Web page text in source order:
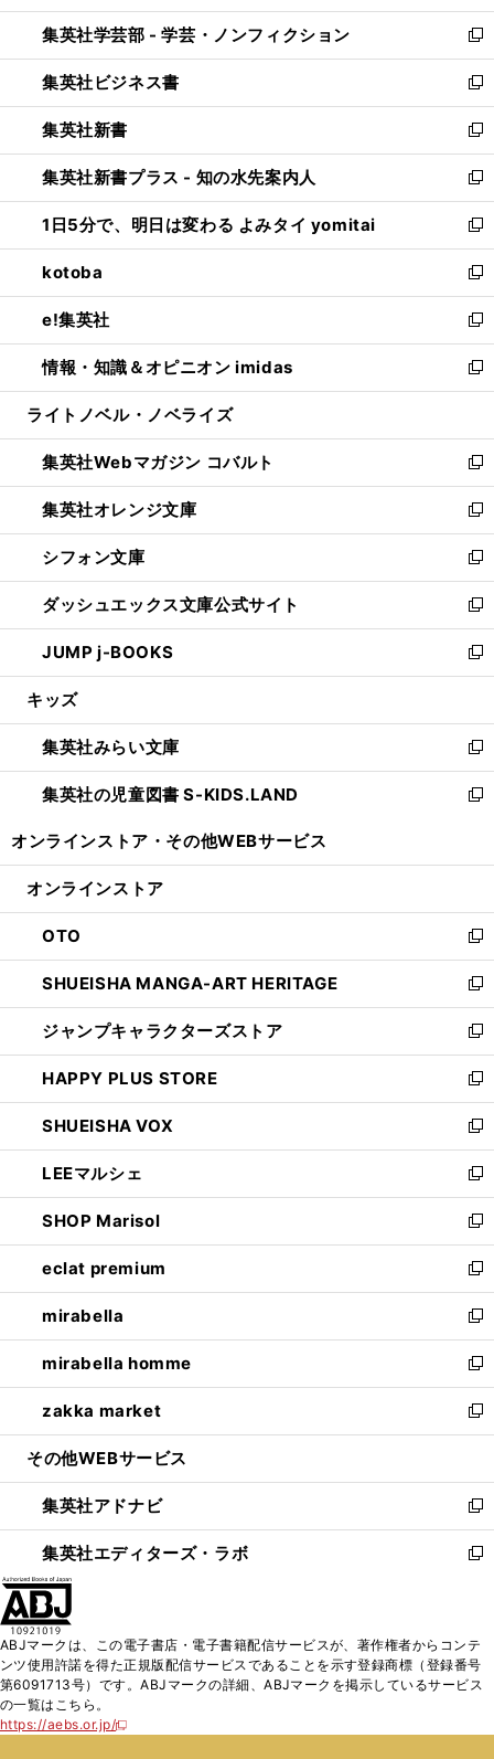
開
く
ウ
で
開
く
ン
ド
ウ
で
開
く
ウ
ィ
ン
ド
ウ
で
開
く
集英社学芸部 - 学芸・ノンフィクション
新
し
い
ウ
ィ
ン
ド
ウ
で
開
く
集英社ビジネス書
新
し
い
ウ
ィ
ン
ド
ウ
で
開
く
集英社新書
新
し
い
ウ
ィ
ン
ド
ウ
で
開
く
集英社新書プラス - 知の水先案内人
新
し
い
ウ
ィ
ン
ド
ウ
で
開
1日5分で、明日は変わる よみタイ yomitai
新
し
い
ウ
ィ
ン
ド
ウ
開
く
kotoba
新
し
い
ウ
ィ
ン
ウ
で
開
く
e!集英社
新
し
い
ウ
ン
ド
ウ
で
開
く
情報・知識＆オピニオン imidas
新
し
ウ
ィ
ン
ド
ウ
で
開
く
ライトノベル・ノベライズ
集英社Webマガジン コバルト
新
し
い
ウ
ィ
ン
ド
ウ
で
開
集英社オレンジ文庫
新
し
い
ウ
ィ
ン
ド
ウ
開
く
シフォン文庫
新
し
い
ウ
ィ
ン
ウ
で
開
く
ダッシュエックス文庫公式サイト
新
し
い
ウ
ン
ド
ウ
で
JUMP j-BOOKS
新
し
ウ
ィ
ン
ド
開
キッズ
集英社みらい文庫
新
し
い
ン
ウ
で
開
く
集英社の児童図書 S-KIDS.LAND
新
ウ
ン
ド
ウ
で
開
く
オンラインストア・ その他WEBサービス
オンラインストア
OTO
新
し
い
ウ
ィ
ン
ド
ウ
で
開
く
SHUEISHA MANGA-ART HERITAGE
新
し
い
ウ
ィ
ン
ド
ウ
で
開
く
ジャンプキャラクターズストア
新
し
い
ウ
ィ
ン
ド
ウ
で
開
く
HAPPY PLUS STORE
新
し
い
ウ
ィ
ン
ド
ウ
で
開
く
SHUEISHA VOX
新
し
い
ウ
ィ
ン
ド
ウ
で
開
く
LEEマルシェ
新
し
い
ウ
ィ
ン
ド
ウ
で
開
く
SHOP Marisol
新
し
い
ウ
ィ
ン
ド
ウ
で
開
eclat premium
新
し
い
ウ
ィ
ン
ド
ウ
開
く
mirabella
新
し
い
ウ
ィ
ン
ウ
で
開
く
mirabella homme
新
し
い
ウ
ン
ド
ウ
で
zakka market
新
し
ウ
ィ
ン
ド
く
その他WEBサービス
集英社アドナビ
新
し
い
ド
ウ
で
集英社エディターズ・ラボ
新
ィ
ン
ド
ABJマークは、この電子書店・電子書籍配信サービスが、著作権者からコンテ
ンツ使用許諾を得た正規版配信サービスであることを示す登録商標（登録番号
第6091713号）です。ABJマークの詳細、ABJマークを掲示しているサービス
の一覧はこちら。
https://aebs.or.jp/
新